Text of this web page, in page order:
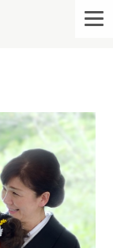
クレアージュ リゾ